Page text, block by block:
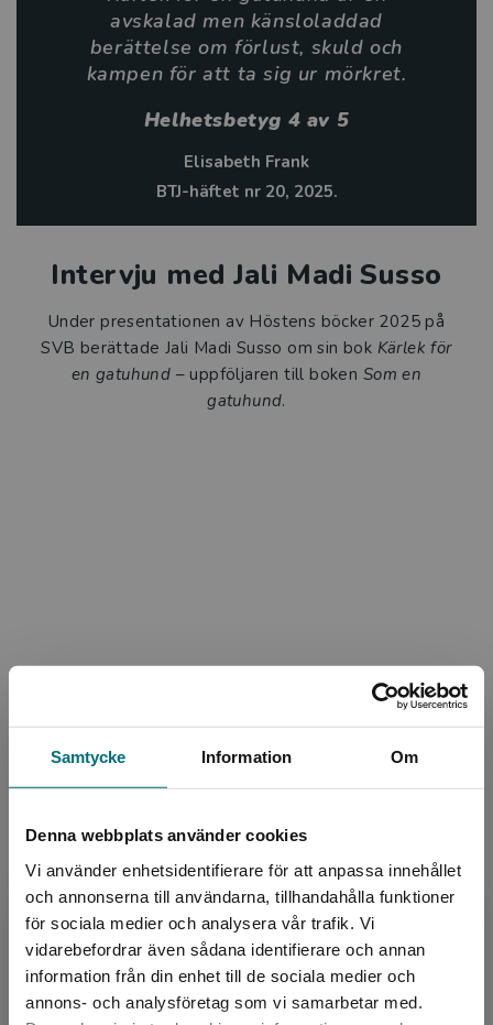
Samtycke Information Om
Denna webbplats använder cookies
Vi använder enhetsidentifierare för att anpassa innehållet
och annonserna till användarna, tillhandahålla funktioner
för sociala medier och analysera vår trafik. Vi
vidarebefordrar även sådana identifierare och annan
information från din enhet till de sociala medier och
annons- och analysföretag som vi samarbetar med.
Begränsad fraktregion
längtan att få börja om och att göra rätt. Det är en
berättelse som många unga kan känn igen sig i och
kanske hämta styrka ur.
Jali Madi Susso är väl initierad i världen han skriver om
Stockholm, men känner sig lika hemma i Gambia.
Kärlek för en gatuhund är en avskalad men
kampen för att ta sig ur mörkret. … Boken fångar
ungdomars utsatthet i miljöer där våld, droger och
svek är vardag, men där små glimtar av hopp om ett
annat liv ändå skymtar. Språket är enkelt men
avskalad men känsloladdad
berättelse om förlust, skuld och
kampen för att ta sig ur mörkret.
Helhetsbetyg 4 av 5
Elisabeth Frank
BTJ-häftet nr 20, 2025.
Intervju med Jali Madi Susso
Under presentationen av Höstens böcker 2025 på
SVB berättade Jali Madi Susso om sin bok Kärlek för
en gatuhund – uppföljaren till boken Som en
gatuhund.
Information
Författare:
Jali Madi Susso
Omslag:
Maria Sundberg
Ämnesområde:
Identitet
Kärlek
Om livet